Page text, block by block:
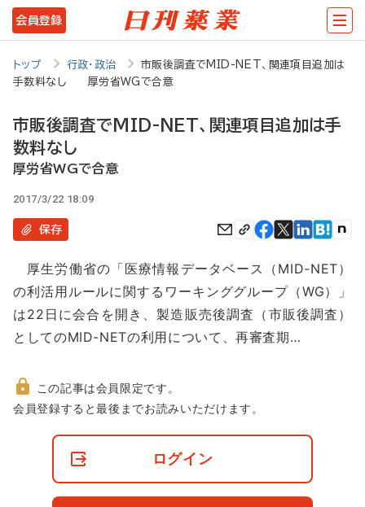
メ
イ
ン
テ
ン
ツ
に
会員登録
トップ 行政・政治
市販後調査でMID-NET、関連項目追加は
手数料なし 厚労省WGで合意
市販後調査でMID-NET、関連項目追加は手
数料なし
厚労省WGで合意
2017/3/22 18:09
保存
厚生労働省の「医療情報データベース（MID-NET）
の利活用ルールに関するワーキンググループ（WG）」
は22日に会合を開き、製造販売後調査（市販後調査）
としてのMID-NETの利用について、再審査期…
非
この記事は会員限定です。
会員登録すると最後までお読みいただけます。
ログイン